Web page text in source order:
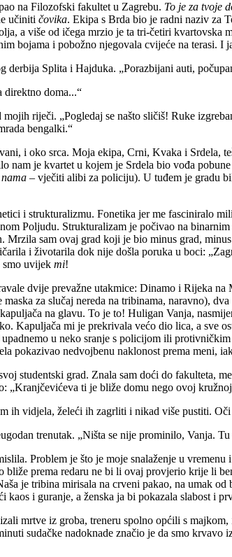
na Filozofski fakultet u Zagrebu. To je za tvoje
učiniti čovika. Ekipa s Brda bio je radni naziv za
a više od ičega mrzio je ta tri-četiri
bojama i pobožno njegovala cvijeće na terasi. I
derbija Splita i Hajduka. „Porazbijani auti,
direktno doma...“
riječi. „Pogledaj se našto sličiš! Ruke
bengalki.“
i oko srca. Moja ekipa, Crni, Kvaka i Srdela,
nam je kvartet u kojem je Srdela bio vođa
– vječiti alibi za policiju). U tuđem je gradu
i strukturalizmu. Fonetika jer me fasciniralo
Poljudu. Strukturalizam je počivao na
Mrzila sam ovaj grad koji je bio minus grad,
i životarila dok nije došla poruka u boci:
smo uvijek mi!
dvije prevažne utakmice: Dinamo i Rijeka
za slučaj nereda na tribinama, naravno),
na glavu. To je to! Huligan Vanja,
Kapuljača mi je prekrivala većo dio lica, a
u neko sranje s policijom ili
pokazivao nedvojbenu naklonost prema meni,
studentski grad. Znala sam doći do fakulteta,
„Kranjčevićeva ti je bliže domu nego ovoj
ih vidjela, želeći ih zagrliti i nikad više pustiti.
trenutak. „Ništa se nije prominilo, Vanja.
Problem je što je moje snalaženje u vremenu
prema redaru ne bi li ovaj provjerio krije li
je tribina mirisala na crveni pakao, na umak
kaos i guranje, a ženska ja bi pokazala slabost i
mrtve iz groba, treneru spolno općili s
sudačke nadoknade značio je da smo